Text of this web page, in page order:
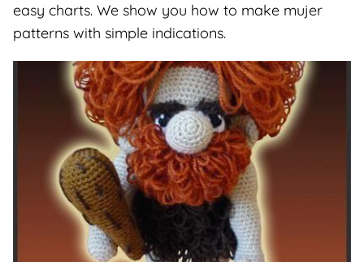
easy charts. We show you how to make mujer
patterns with simple indications.